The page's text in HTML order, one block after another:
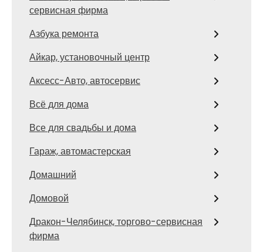
сервисная фирма
Азбука ремонта
Айкар, установочный центр
Аксесс-Авто, автосервис
Всё для дома
Все для свадьбы и дома
Гараж, автомастерская
Домашний
Домовой
Дракон-Челябинск, торгово-сервисная
фирма